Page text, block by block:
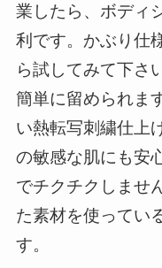
業したら、ボディ
利です。かぶり仕
ら試してみて下さ
簡単に留められま
い熱転写刺繍仕上
の敏感な肌にも安
でチクチクしませ
た素材を使ってい
す。